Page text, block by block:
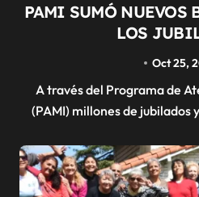
PAMI SUMÓ NUEVOS
LOS
Oct 25,
A través del Programa de Atención Médica Integral
(PAMI) millones de jubilados